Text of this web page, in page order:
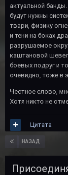
актуальной
будут нужны
твари, физику
и тени на боках
разрушаемое
каштановой
боевых подруг и
очевидно, тоже в
Честное слово,
Хотя никто не
Цитата
НАЗАД